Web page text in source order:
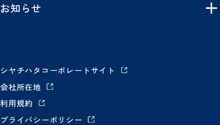
お知らせ
シヤチハタコーポレートサイト
会社所在地
利用規約
プライバシーポリシー